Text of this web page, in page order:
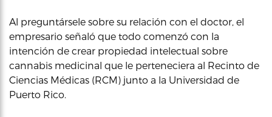
Al preguntársele sobre su relación con el doctor, el
empresario señaló que todo comenzó con la
intención de crear propiedad intelectual sobre
cannabis medicinal que le perteneciera al Recinto de
Ciencias Médicas (RCM) junto a la Universidad de
Puerto Rico.